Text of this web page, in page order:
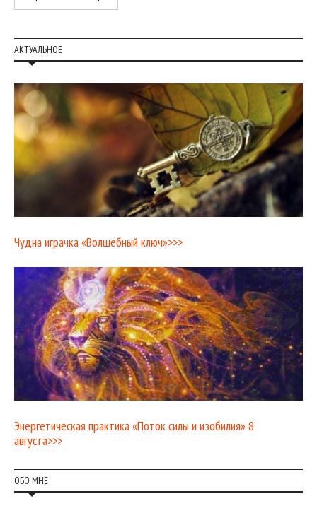
АКТУАЛЬНОЕ
Чудна играчка «Волшебный ключ»>>>
Энергетическая практика «Поток силы и изобилия» 8
августа>>>
ОБО МНЕ